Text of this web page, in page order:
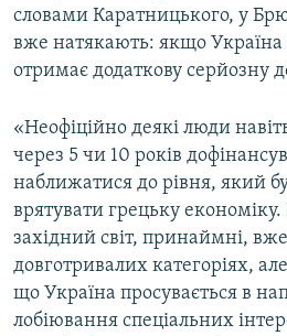
словами Каратницького, у
вже натякають: якщо Україна
отримає додаткову серйозну
«Неофіційно деякі люди
через 5 чи 10 років
наближатися до рівня, який
врятувати грецьку
західний світ, принаймні,
довготривалих категоріях,
що Україна просувається в
лобіювання спеціальних